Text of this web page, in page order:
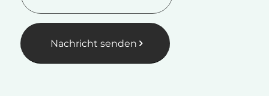
Nachricht senden